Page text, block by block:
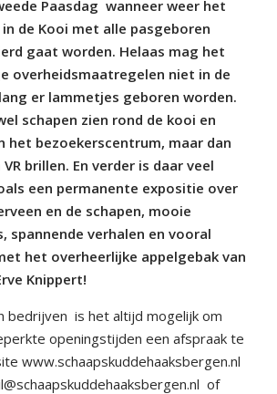
Paasdag wanneer weer het
de Kooi met alle pasgeboren
gaat worden. Helaas mag het
overheidsmaatregelen niet in de
er lammetjes geboren worden.
schapen zien rond de kooi en
het bezoekerscentrum, maar dan
brillen. En verder is daar veel
een permanente expositie over
en de schapen, mooie
spannende verhalen en vooral
het overheerlijke appelgebak van
Knippert!
bedrijven is het altijd mogelijk om
openingstijden een afspraak te
www.schaapskuddehaaksbergen.nl
of